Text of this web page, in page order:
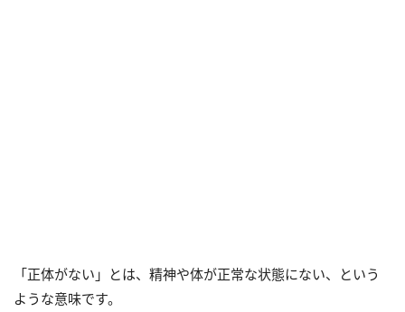
「正体がない」とは、精神や体が正常な状態にない、という
ような意味です。